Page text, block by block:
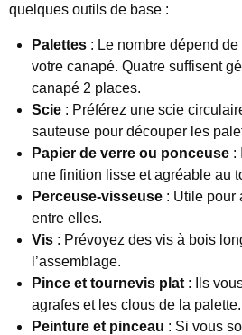
quelques outils de base :
Palettes : Le nombre dépend
votre canapé. Quatre suffisent
canapé 2 places.
Scie : Préférez une scie
sauteuse pour découper les
Papier de verre ou ponceuse :
une finition lisse et agréable au
Perceuse-visseuse : Utile pour
entre elles.
Vis : Prévoyez des vis à bois
l’assemblage.
Pince et tournevis plat : Ils
agrafes et les clous de la palette.
Peinture et pinceau : Si vous